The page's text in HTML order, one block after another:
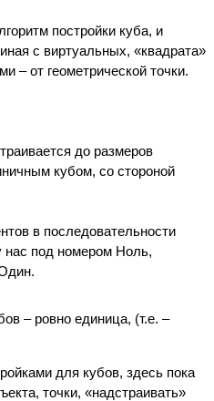
постройки куба, и
с виртуальных, «квадрата»
– от геометрической точки.
до размеров
кубом, со стороной
в последовательности
нас под номером Ноль,
– ровно единица, (т.е. –
для кубов, здесь пока
точки, «надстраивать»